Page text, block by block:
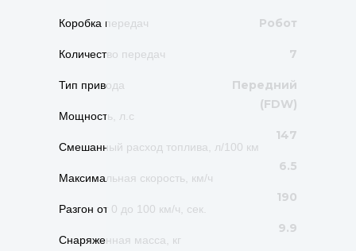
Коробка передач
Количество передач
Робот
7
Тип привода
Мощность, л.с
Смешанный расход топлива, л/100 км
Максимальная скорость, км/ч
Разгон от 0 до 100 км/ч, сек.
Снаряженная масса, кг
Передний
(FDW)
147
6.5
190
9.9